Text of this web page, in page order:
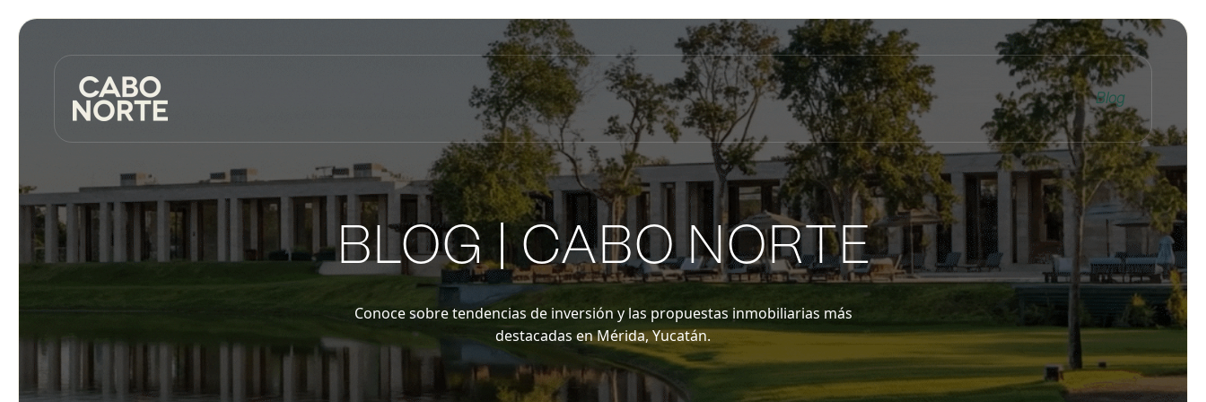
Blog
BLOG | CABO NORTE
Conoce sobre tendencias de inversión y las propuestas inmobiliarias más
destacadas en Mérida, Yucatán.